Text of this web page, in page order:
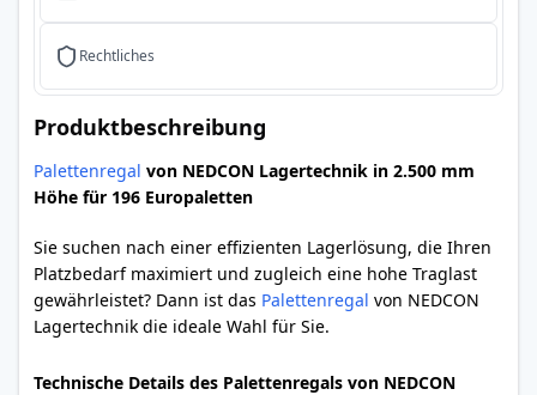
Rechtliches
Produktbeschreibung
Palettenregal von NEDCON Lagertechnik in 2.500 mm
Höhe für 196 Europaletten
Sie suchen nach einer effizienten Lagerlösung, die Ihren
Platzbedarf maximiert und zugleich eine hohe Traglast
gewährleistet? Dann ist das Palettenregal von NEDCON
Lagertechnik die ideale Wahl für Sie.
Technische Details des Palettenregals von NEDCON